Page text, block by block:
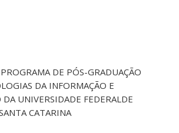
DE PÓS-GRADUAÇÃO
DA INFORMAÇÃO E
UNIVERSIDADE FEDERALDE
CATARINA